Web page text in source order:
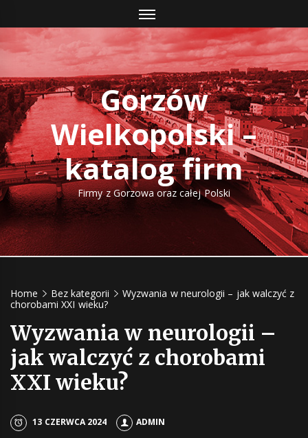
to
content
Gorzów
Wielkopolski –
katalog firm
Firmy z Gorzowa oraz całej Polski
Home Bez kategorii
Wyzwania w neurologii – jak walczyć z
chorobami XXI wieku?
Wyzwania w neurologii –
jak walczyć z chorobami
XXI wieku?
13 CZERWCA 2024 ADMIN